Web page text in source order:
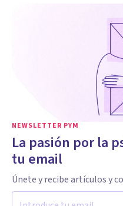
NEWSLETTER PYM
La pasión por la
tu email
Únete y recibe artículos y